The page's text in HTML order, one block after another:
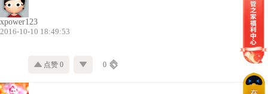
xpower123
2016-10-10 18:49:53
点赞 0 0